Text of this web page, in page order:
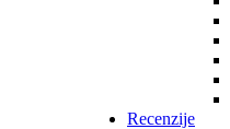
Recenzije